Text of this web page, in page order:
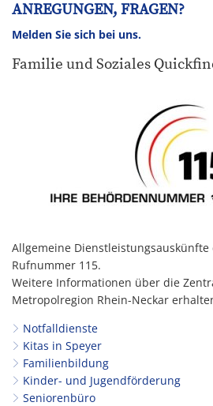
ANREGUNGEN, FRAGEN?
Melden Sie sich bei uns.
Familie und Soziales
Allgemeine
Rufnummer 115.
Weitere Informationen über die
Metropolregion Rhein-Neckar
Notfalldienste
Kitas in Speyer
Familienbildung
Kinder- und Jugendförderung
Seniorenbüro